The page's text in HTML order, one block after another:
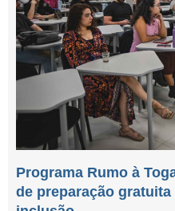
Programa Rumo à
de preparação